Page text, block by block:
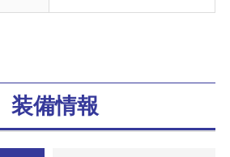
装備情報